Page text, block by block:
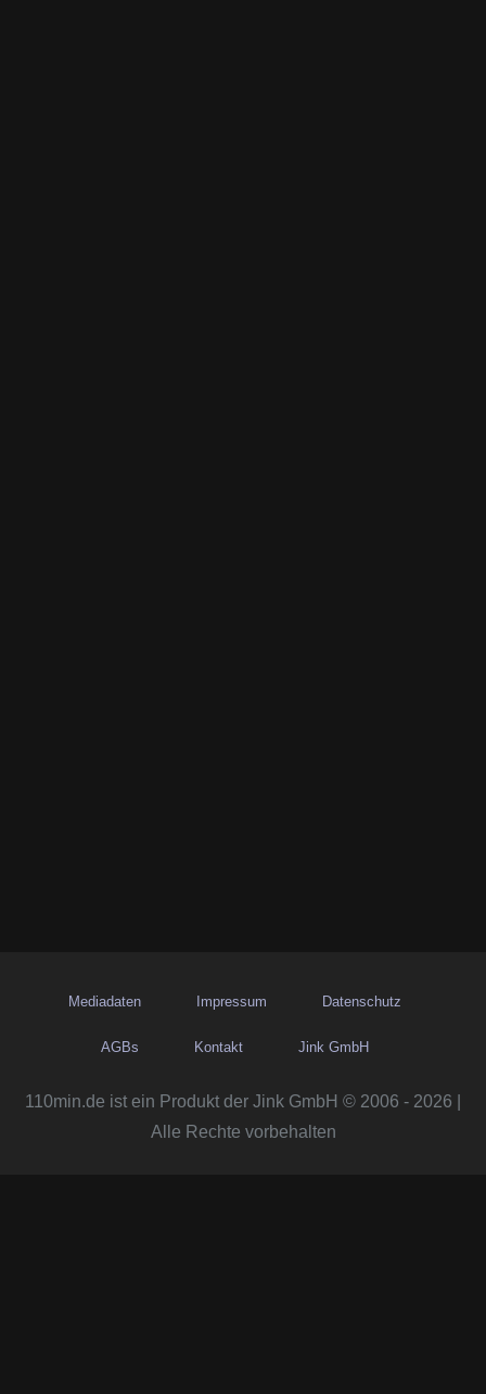
Mediadaten Impressum Datenschutz
AGBs Kontakt Jink GmbH
110min.de ist ein Produkt der Jink GmbH © 2006 - 2026 |
Alle Rechte vorbehalten